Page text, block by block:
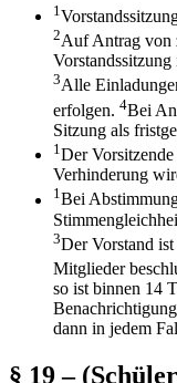
1
2Auf Antrag von
3Alle
erfolgen. 4Bei
Sitzung als
1 Der
Verhinderung
1Bei
3Der Vorstand
Mitglieder
so ist binnen 14
dann in jedem
§ 19 –